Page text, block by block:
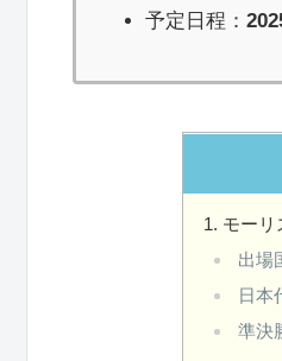
予定日程：
モーリ
出場
日
準決